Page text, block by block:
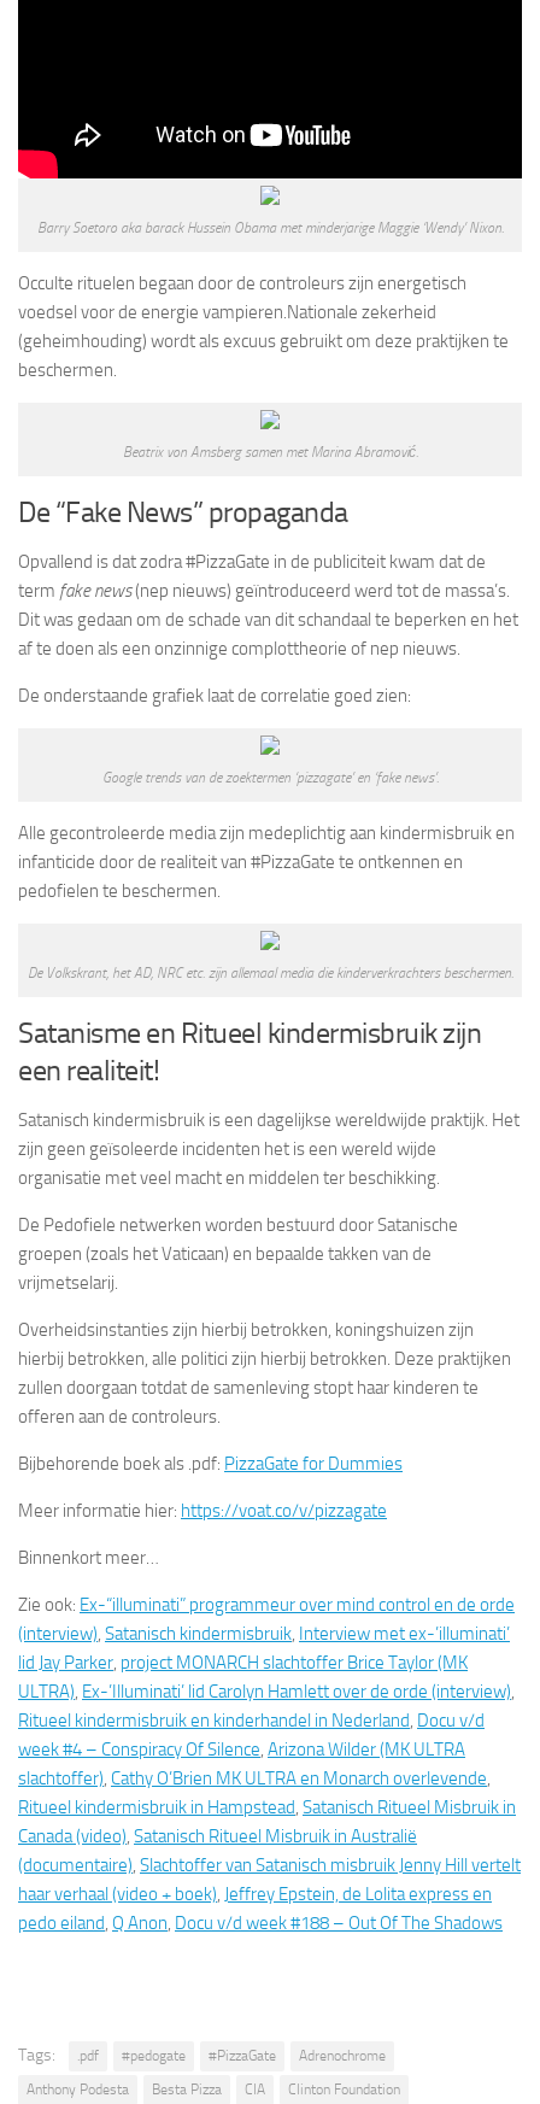
Barry Soetoro aka barack Hussein Obama met minderjarige Maggie ‘Wendy’ Nixon.
Occulte rituelen begaan door de controleurs zijn energetisch
voedsel voor de energie vampieren.Nationale zekerheid
(geheimhouding) wordt als excuus gebruikt om deze praktijken te
beschermen.
Beatrix von Amsberg samen met Marina Abramović.
De “Fake News” propaganda
Opvallend is dat zodra #PizzaGate in de publiciteit kwam dat de
term fake news(nep nieuws) geïntroduceerd werd tot de massa’s.
Dit was gedaan om de schade van dit schandaal te beperken en het
af te doen als een onzinnige complottheorie of nep nieuws.
De onderstaande grafiek laat de correlatie goed zien:
Google trends van de zoektermen ‘pizzagate’ en ‘fake news’.
Alle gecontroleerde media zijn medeplichtig aan kindermisbruik en
infanticide door de realiteit van #PizzaGate te ontkennen en
pedofielen te beschermen.
De Volkskrant, het AD, NRC etc. zijn allemaal media die kinderverkrachters beschermen.
Satanisme en Ritueel kindermisbruik zijn
een realiteit!
Satanisch kindermisbruik is een dagelijkse wereldwijde praktijk. Het
zijn geen geïsoleerde incidenten het is een wereld wijde
organisatie met veel macht en middelen ter beschikking.
De Pedofiele netwerken worden bestuurd door Satanische
groepen (zoals het Vaticaan) en bepaalde takken van de
vrijmetselarij.
Overheidsinstanties zijn hierbij betrokken, koningshuizen zijn
hierbij betrokken, alle politici zijn hierbij betrokken. Deze praktijken
zullen doorgaan totdat de samenleving stopt haar kinderen te
offeren aan de controleurs.
Bijbehorende boek als .pdf: PizzaGate for Dummies
Meer informatie hier: https://voat.co/v/pizzagate
Binnenkort meer…
Zie ook: Ex-“illuminati” programmeur over mind control en de orde
(interview), Satanisch kindermisbruik, Interview met ex-’illuminati’
lid Jay Parker, project MONARCH slachtoffer Brice Taylor (MK
ULTRA), Ex-’Illuminati’ lid Carolyn Hamlett over de orde (interview),
Ritueel kindermisbruik en kinderhandel in Nederland, Docu v/d
week #4 – Conspiracy Of Silence, Arizona Wilder (MK ULTRA
slachtoffer), Cathy O’Brien MK ULTRA en Monarch overlevende,
Ritueel kindermisbruik in Hampstead, Satanisch Ritueel Misbruik in
Canada (video), Satanisch Ritueel Misbruik in Australië
(documentaire), Slachtoffer van Satanisch misbruik Jenny Hill vertelt
haar verhaal (video + boek), Jeffrey Epstein, de Lolita express en
pedo eiland, Q Anon, Docu v/d week #188 – Out Of The Shadows
Tags: .pdf #pedogate #PizzaGate
Adrenochrome
Anthony Podesta
Besta Pizza CIA
Clinton Foundation